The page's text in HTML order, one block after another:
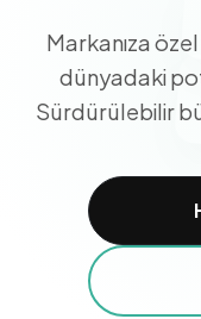
Markanıza
dünyadaki
Sürdürülebilir